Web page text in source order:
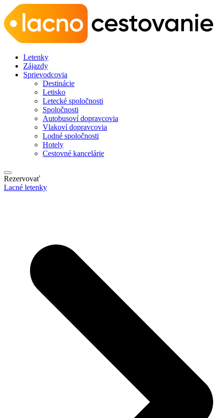
Letenky
Zájazdy
Sprievodcovia
Destinácie
Letisko
Letecké spoločnosti
Spoločnosti
Autobusoví dopravcovia
Vlakoví dopravcovia
Lodné spoločnosti
Hotely
Cestovné kancelárie
Rezervovať
Lacné letenky